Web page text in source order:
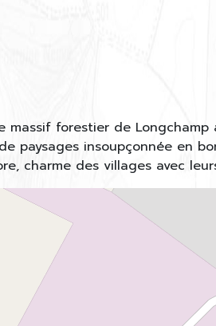
massif forestier de
paysages insoupçonnée en
charme des villages avec